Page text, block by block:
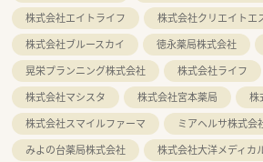
株式会社エイトライフ
株式会社クリエイトエ
株式会社ブルースカイ
徳永薬局株式会社
晃栄プランニング株式会社
株式会社ライフ
株式会社マシスタ
株式会社宮本薬局
株
株式会社スマイルファーマ
ミアヘルサ株式会
みよの台薬局株式会社
株式会社大洋メディカ